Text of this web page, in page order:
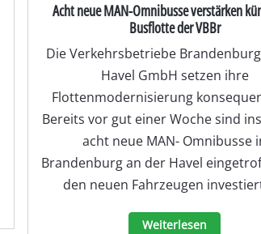
Acht neue MAN-Omnibusse verstärken
Busflotte der VBBr
Die Verkehrsbetriebe
Havel GmbH setzen ihre
Flottenmodernisierung
Bereits vor gut einer Woche sind
acht neue MAN- Omnibusse
Brandenburg an der Havel
den neuen Fahrzeugen
Weiterlesen